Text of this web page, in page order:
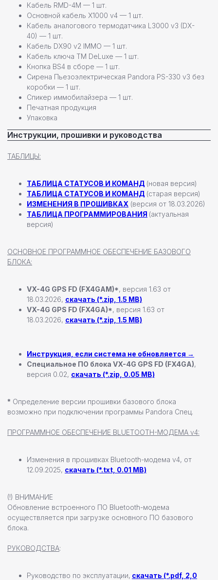
Кабель RMD-4M — 1 шт.
Основной кабель X1000 v4 — 1 шт.
Кабель аналогового термодатчика L3000 v3 (DX-
40) — 1 шт.
Кабель DX90 v2 IMMO — 1 шт.
Кабель ключа TM DeLuxe — 1 шт.
Кнопка BS4 в сборе — 1 шт.
Сирена Пьезоэлектрическая Pandora PS-330 v3 без
коробки — 1 шт.
Спикер иммобилайзера — 1 шт.
Печатная продукция
Упаковка
Инструкции, прошивки и руководства
ТАБЛИЦЫ:
ТАБЛИЦА СТАТУСОВ И КОМАНД (новая версия)
ТАБЛИЦА СТАТУСОВ И КОМАНД (старая версия)
ИЗМЕНЕНИЯ В ПРОШИВКАХ (версия от 18.03.2026)
ТАБЛИЦА ПРОГРАММИРОВАНИЯ (актуальная
версия)
ОСНОВНОЕ ПРОГРАММНОЕ ОБЕСПЕЧЕНИЕ БАЗОВОГО
БЛОКА:
VX-4G GPS FD (FX4GAM)*, версия 1.63 от
18.03.2026, скачать (*.zip, 1.5 MB)
VX-4G GPS FD (FX4GA)*, версия 1.63 от
18.03.2026, скачать (*.zip, 1.5 MB)
Инструкция, если система не обновляется →
Специальное ПО блока VX-4G GPS FD (FX4GA),
версия 0.02, скачать (*.zip, 0.05 MB)
* Определение версии прошивки базового блока
возможно при подключении программы Pandora Спец.
ПРОГРАММНОЕ ОБЕСПЕЧЕНИЕ BLUETOOTH-МОДЕМА v4:
Изменения в прошивках Bluetooth-модема v4, от
12.09.2025, скачать (*.txt, 0.01 MB)
(!) ВНИМАНИЕ
Обновление встроенного ПО Bluetooth-модема
осуществляется при загрузке основного ПО базового
блока.
РУКОВОДСТВА:
Руководство по эксплуатации, скачать (*.pdf, 2,0
+7
Отправить заявку
Оставьте свои контактные данные,
наш специалист свяжется с вами
в ближайшее время
+7 (812) 493 46 90
+7 (911) 22 00 506
192102, г. Санкт-Петербург,
конфиденциальности
Охранные системы Pandora
Новинки
Хиты продаж
Зарядные станции Pandora
Настенные станции
новинка